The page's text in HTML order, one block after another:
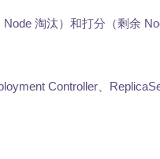
淘汰）和打分（剩余
Controller、